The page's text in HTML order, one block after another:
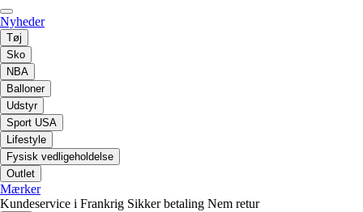
Nyheder
Tøj
Sko
NBA
Balloner
Udstyr
Sport USA
Lifestyle
Fysisk vedligeholdelse
Outlet
Mærker
Kundeservice i Frankrig Sikker betaling Nem retur